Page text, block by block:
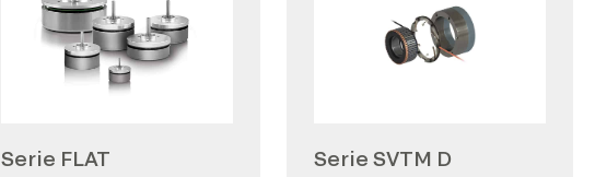
Serie FLAT Serie SVTM D